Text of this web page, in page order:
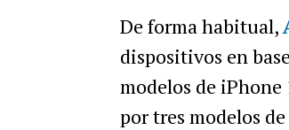
De forma habitual,
dispositivos en
modelos de iPhone
por tres modelos